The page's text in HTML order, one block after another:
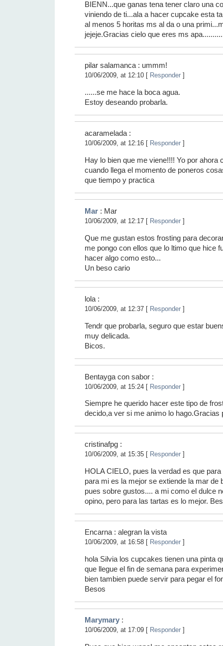
BIENN...que ganas tena tener claro una
viniendo de ti...ala a hacer cupcake esta
al menos 5 horitas ms al da o una
jejeje.Gracias cielo que eres ms
pilar salamanca : ummm!
10/06/2009, at 12:10 [ Responder ]
......se me hace la boca agua.
Estoy deseando probarla.
acaramelada :
10/06/2009, at 12:16 [ Responder ]
Hay lo bien que me viene!!!! Yo por ahora
cuando llega el momento de poneros
que tiempo y practica
Mar : Mar
10/06/2009, at 12:17 [ Responder ]
Que me gustan estos frosting para
me pongo con ellos que lo ltimo que hice
hacer algo como esto...
Un beso cario
lola :
10/06/2009, at 12:37 [ Responder ]
Tendr que probarla, seguro que estar
muy delicada.
Bicos.
Bentayga con sabor :
10/06/2009, at 15:24 [ Responder ]
Siempre he querido hacer este tipo de
decido,a ver si me animo lo hago.Gracias
cristinafpg :
10/06/2009, at 15:35 [ Responder ]
HOLA CIELO, pues la verdad es que
para mi es la mejor se extiende la mar de
pues sobre gustos.... a mi como el dulce
opino, pero para las tartas es lo mejor.
Encarna : alegran la vista
10/06/2009, at 16:58 [ Responder ]
hola Silvia los cupcakes tienen una pinta
que llegue el fin de semana para
bien tambien puede servir para pegar el
Besos
Marymary :
10/06/2009, at 17:09 [ Responder ]